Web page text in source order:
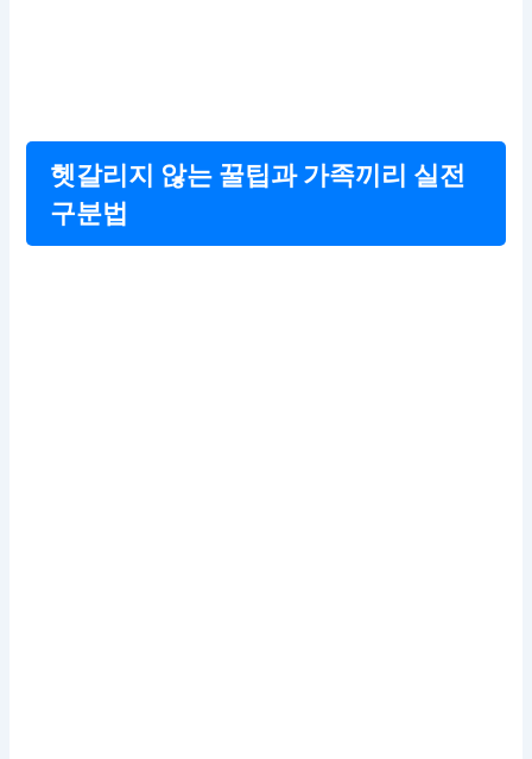
헷갈리지 않는 꿀팁과 가족끼리 실전
구분법